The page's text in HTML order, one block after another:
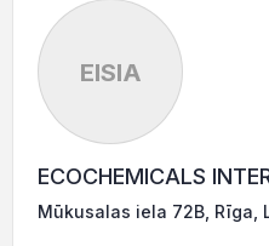
EISIA
ECOCHEMICALS
Mūkusalas iela 72B, Rīga,